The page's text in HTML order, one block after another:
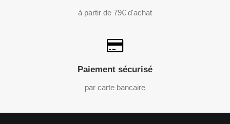
à partir de 79€ d'achat
Paiement sécurisé
par carte bancaire